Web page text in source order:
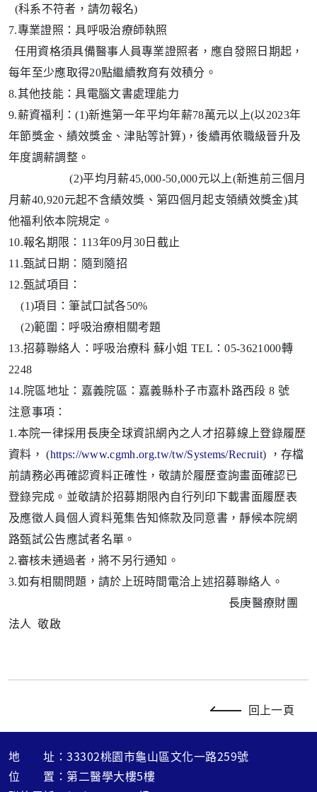
(科系不符者，請勿報名)
7.專業證照：具呼吸治療師執照
任用資格須具備醫事人員專業證照者，應自發照日期起，
每年至少應取得20點繼續教育有效積分。
8.其他技能：具電腦文書處理能力
9.薪資福利：(1)新進第一年平均年薪78萬元以上(以2023年
年節獎金、績效獎金、津貼等計算)，後續再依職級晉升及
年度調薪調整。
(2)平均月薪45,000-50,000元以上(新進前三個月
月薪40,920元起不含績效獎、第四個月起支領績效獎金)其
他福利依本院規定。
10.報名期限：113年09月30日截止
11.甄試日期：隨到隨招
12.甄試項目：
(1)項目：筆試口試各50%
(2)範圍：呼吸治療相關考題
13.招募聯絡人：呼吸治療科 蘇小姐 TEL：05-3621000轉
2248
14.院區地址：嘉義院區：嘉義縣朴子市嘉朴路西段 8 號
注意事項：
1.本院一律採用長庚全球資訊網內之人才招募線上登錄履歷
資料， (https://www.cgmh.org.tw/tw/Systems/Recruit) ，存檔
前請務必再確認資料正確性，敬請於履歷查詢畫面確認已
登錄完成。並敬請於招募期限內自行列印下載書面履歷表
及應徵人員個人資料蒐集告知條款及同意書，靜候本院網
路甄試公告應試者名單。
2.審核未通過者，將不另行通知。
3.如有相關問題，請於上班時間電洽上述招募聯絡人。
長庚醫療財團
法人 敬啟
回上一頁
地 址：33302桃園市龜山區文化一路259號
位 置：第二醫學大樓5樓